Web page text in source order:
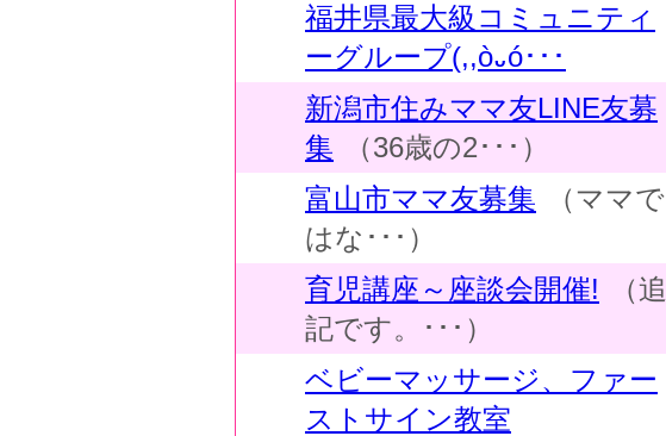
福井県最大級コミュニティ
ーグループ(,,ò᎑ó･･･
新潟市住みママ友LINE友募
集
（36歳の2･･･）
富山市ママ友募集
（ママで
はな･･･）
育児講座～座談会開催!
（追
記です。･･･）
ベビーマッサージ、ファー
ストサイン教室